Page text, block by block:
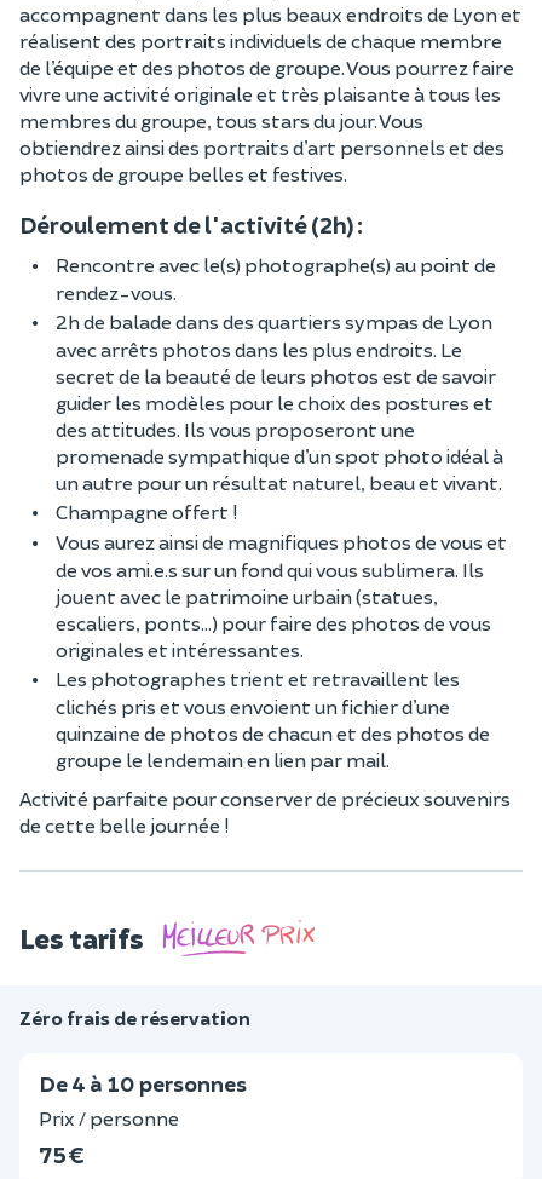
accompagnent dans les plus beaux endroits de Lyon et
réalisent des portraits individuels de chaque membre
de l’équipe et des photos de groupe. Vous pourrez faire
vivre une activité originale et très plaisante à tous les
membres du groupe, tous stars du jour. Vous
obtiendrez ainsi des portraits d’art personnels et des
photos de groupe belles et festives.
Déroulement de l'activité (2h) :
Rencontre avec le(s) photographe(s) au point de
rendez-vous.
2h de balade dans des quartiers sympas de Lyon
avec arrêts photos dans les plus endroits. Le
secret de la beauté de leurs photos est de savoir
guider les modèles pour le choix des postures et
des attitudes. Ils vous proposeront une
promenade sympathique d’un spot photo idéal à
un autre pour un résultat naturel, beau et vivant.
Champagne offert !
Vous aurez ainsi de magnifiques photos de vous et
de vos ami.e.s sur un fond qui vous sublimera. Ils
jouent avec le patrimoine urbain (statues,
escaliers, ponts…) pour faire des photos de vous
originales et intéressantes.
Les photographes trient et retravaillent les
clichés pris et vous envoient un fichier d’une
quinzaine de photos de chacun et des photos de
groupe le lendemain en lien par mail.
Activité parfaite pour conserver de précieux souvenirs
de cette belle journée !
Les tarifs
Zéro frais de réservation
De 4 à 10 personnes
Prix / personne
75 €